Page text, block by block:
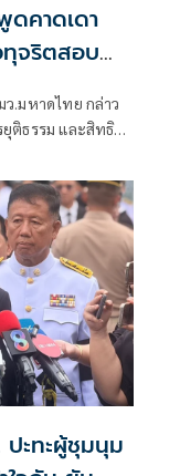
คาดเดา
จริตสอบ
.มหาดไทย กล่าว
ติธรรม และสิทธิ
ปเกี่ยวข้องกับการ
ะทะผู้ชุมนุม